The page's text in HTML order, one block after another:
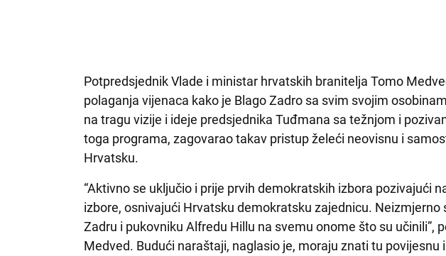
Potpredsjednik Vlade i ministar hrvatskih branitelja Tomo
polaganja vijenaca kako je Blago Zadro sa svim svojim
na tragu vizije i ideje predsjednika Tuđmana sa težnjom i
toga programa, zagovarao takav pristup želeći neovisnu i
Hrvatsku.
“Aktivno se uključio i prije prvih demokratskih izbora pozivajući
izbore, osnivajući Hrvatsku demokratsku zajednicu. Neizmjerno
Zadru i pukovniku Alfredu Hillu na svemu onome što su učinili”,
Medved. Budući naraštaji, naglasio je, moraju znati tu povijesnu